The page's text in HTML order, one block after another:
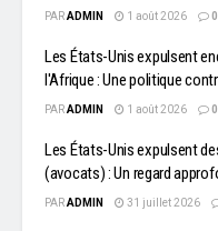
PARADMIN 1 août 2026 0
Les États-Unis expulsent
l'Afrique : Une politique
PARADMIN 1 août 2026 0
Les États-Unis expulsent
(avocats) : Un regard
PARADMIN 31 juillet 2026